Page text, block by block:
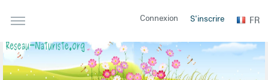
Connexion S'inscrire FR